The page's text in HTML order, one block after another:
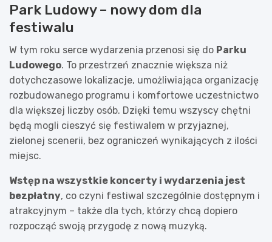
Park Ludowy – nowy dom dla
festiwalu
W tym roku serce wydarzenia przenosi się do Parku
Ludowego. To przestrzeń znacznie większa niż
dotychczasowe lokalizacje, umożliwiająca organizację
rozbudowanego programu i komfortowe uczestnictwo
dla większej liczby osób. Dzięki temu wszyscy chętni
będą mogli cieszyć się festiwalem w przyjaznej,
zielonej scenerii, bez ograniczeń wynikających z ilości
miejsc.
Wstęp na wszystkie koncerty i wydarzenia jest
bezpłatny, co czyni festiwal szczególnie dostępnym i
atrakcyjnym – także dla tych, którzy chcą dopiero
rozpocząć swoją przygodę z nową muzyką.